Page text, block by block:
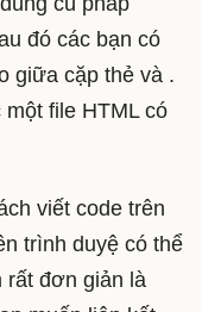
đó các bạn có
giữa cặp thẻ và .
file HTML có
viết code trên
trình duyệ có thể
rất đơn giản là